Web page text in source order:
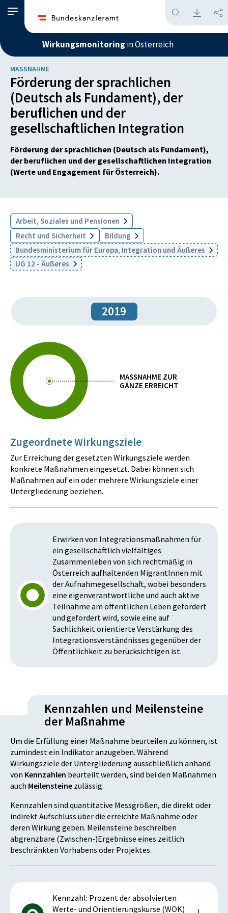
Wirkungsmonitoring in Österreich
MASSNAHME
Förderung der sprachlichen
(Deutsch als Fundament), der
beruflichen und der
gesellschaftlichen Integration
Förderung der sprachlichen (Deutsch als Fundament),
der beruflichen und der gesellschaftlichen Integration
(Werte und Engagement für Österreich).
Arbeit, Soziales und Pensionen
Recht und Sicherheit
Bildung
Bundesministerium für Europa, Integration und Äußeres
UG 12 - Äußeres
2019
MASSNAHME ZUR
GÄNZE ERREICHT
Zugeordnete Wirkungsziele
Zur Erreichung der gesetzten Wirkungsziele werden
konkrete Maßnahmen eingesetzt. Dabei können sich
Maßnahmen auf ein oder mehrere Wirkungsziele einer
Untergliederung beziehen.
Erwirken von Integrationsmaßnahmen für
ein gesellschaftlich vielfältiges
Zusammenleben von sich rechtmäßig in
Österreich aufhaltenden MigrantInnen mit
der Aufnahmegesellschaft, wobei besonders
eine eigenverantwortliche und auch aktive
Teilnahme am öffentlichen Leben gefördert
und gefordert wird, sowie eine auf
Sachlichkeit orientierte Verstärkung des
Integrationsverständnisses gegenüber der
Öffentlichkeit zu berücksichtigen ist.
Kennzahlen und Meilensteine
der Maßnahme
Um die Erfüllung einer Maßnahme beurteilen zu können, ist
zumindest ein Indikator anzugeben. Während
Wirkungsziele der Untergliederung ausschließlich anhand
von Kennzahlen beurteilt werden, sind bei den Maßnahmen
auch Meilensteine zulässig.
Kennzahlen sind quantitative Messgrößen, die direkt oder
indirekt Aufschluss über die erreichte Maßnahme oder
deren Wirkung geben. Meilensteine beschreiben
abgrenzbare (Zwischen-)Ergebnisse eines zeitlich
beschränkten Vorhabens oder Projektes.
Kennzahl: Prozent der absolvierten
Werte- und Orientierungskurse (WOK)